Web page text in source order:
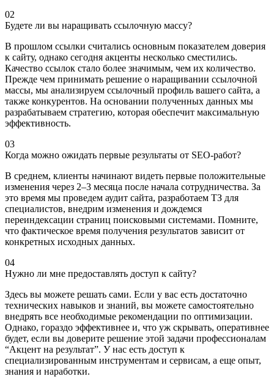
02
Будете ли вы наращивать ссылочную массу?
В прошлом ссылки считались основным показателем доверия
к сайту, однако сегодня акценты несколько сместились.
Качество ссылок стало более значимым, чем их количество.
Прежде чем принимать решение о наращивании ссылочной
массы, мы анализируем ссылочный профиль вашего сайта, а
также конкурентов. На основании полученных данных мы
разрабатываем стратегию, которая обеспечит максимальную
эффективность.
03
Когда можно ожидать первые результаты от SEO-работ?
В среднем, клиенты начинают видеть первые положительные
изменения через 2–3 месяца после начала сотрудничества. За
это время мы проведем аудит сайта, разработаем ТЗ для
специалистов, внедрим изменения и дождемся
переиндексации страниц поисковыми системами. Помните,
что фактическое время получения результатов зависит от
конкретных исходных данных.
04
Нужно ли мне предоставлять доступ к сайту?
Здесь вы можете решать сами. Если у вас есть достаточно
технических навыков и знаний, вы можете самостоятельно
внедрять все необходимые рекомендации по оптимизации.
Однако, гораздо эффективнее и, что уж скрывать, оперативнее
будет, если вы доверите решение этой задачи профессионалам
“Акцент на результат”. У нас есть доступ к
специализированным инструментам и сервисам, а еще опыт,
знания и наработки.